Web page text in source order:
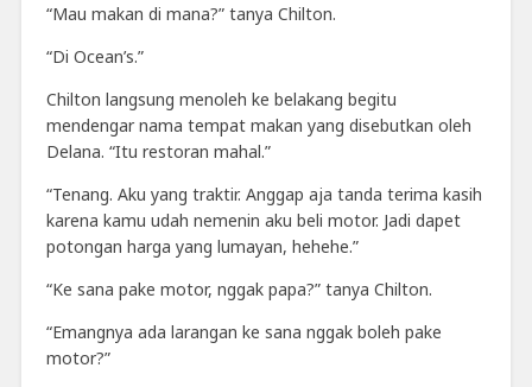
“Mau makan di mana?” tanya Chilton.
“Di Ocean’s.”
Chilton langsung menoleh ke belakang begitu
mendengar nama tempat makan yang disebutkan oleh
Delana. “Itu restoran mahal.”
“Tenang. Aku yang traktir. Anggap aja tanda terima kasih
karena kamu udah nemenin aku beli motor. Jadi dapet
potongan harga yang lumayan, hehehe.”
“Ke sana pake motor, nggak papa?” tanya Chilton.
“Emangnya ada larangan ke sana nggak boleh pake
motor?”